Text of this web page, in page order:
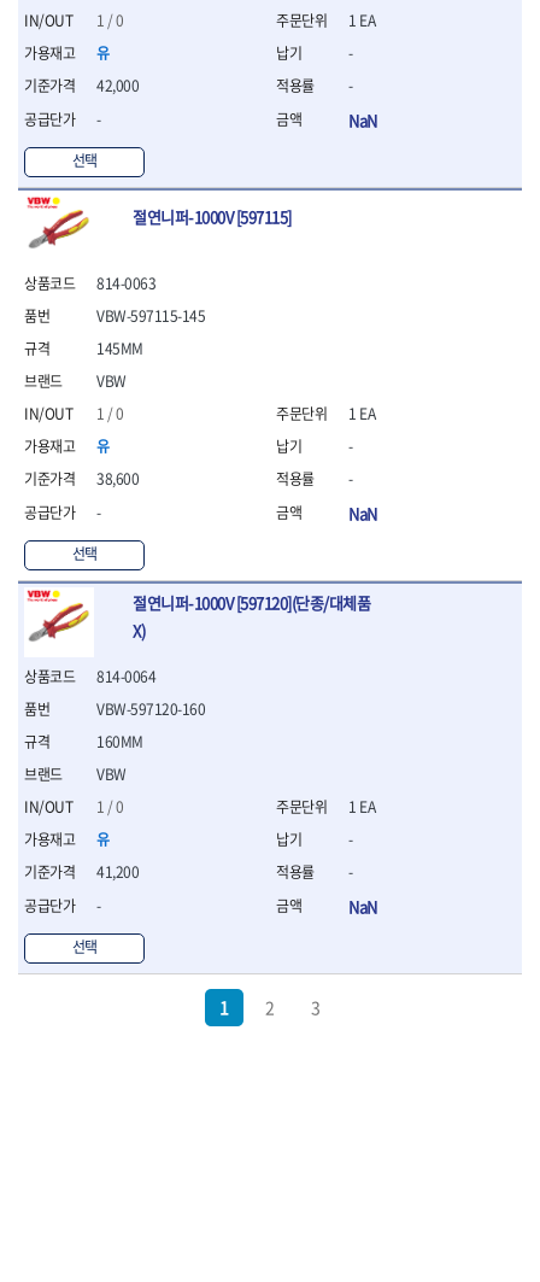
기타 작업공구
- 헤라
- 케이스
- 핀
1 / 0
유
42,000
-
선택
1 EA
-
-
NaN
절연니퍼-1000V [597115]
814-0063
VBW
1 / 0
유
38,600
-
선택
VBW-597115-145
145MM
1 EA
-
-
NaN
절연니퍼-1000V [597120](단종/대체품
X)
814-0064
VBW
1 / 0
유
41,200
-
선택
VBW-597120-160
160MM
1 EA
-
-
NaN
1 2 3